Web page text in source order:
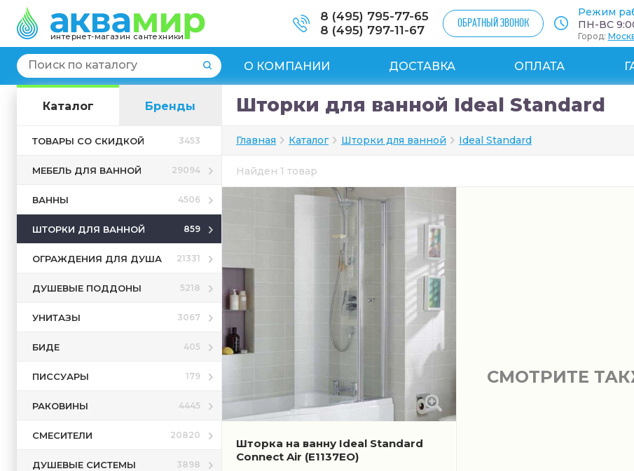
интернет-магазин сантехники
8 (495) 795-77-65
8 (495) 797-11-67
ОБРАТНЫЙ ЗВОНОК
Режим
ПН-ВС
Город:
О КОМПАНИИ ДОСТАВКА ОПЛАТА
Каталог Бренды
ТОВАРЫ СО СКИДКОЙ 3453
МЕБЕЛЬ ДЛЯ ВАННОЙ 29094
ВАННЫ 4506
ШТОРКИ ДЛЯ ВАННОЙ 859
ОГРАЖДЕНИЯ ДЛЯ ДУША 21331
ДУШЕВЫЕ ПОДДОНЫ 5218
УНИТАЗЫ 3067
БИДЕ 405
ПИССУАРЫ 179
РАКОВИНЫ 4445
СМЕСИТЕЛИ 20820
ДУШЕВЫЕ СИСТЕМЫ 3898
Шторки для ванной Ideal Standard
Главная Каталог Шторки для ванной Ideal Standard
Найден 1 товар
Шторка на ванну Ideal Standard
Connect Air (E1137EO)
СМОТРИТЕ